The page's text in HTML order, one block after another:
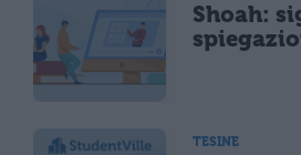
Shoah:
TESINE